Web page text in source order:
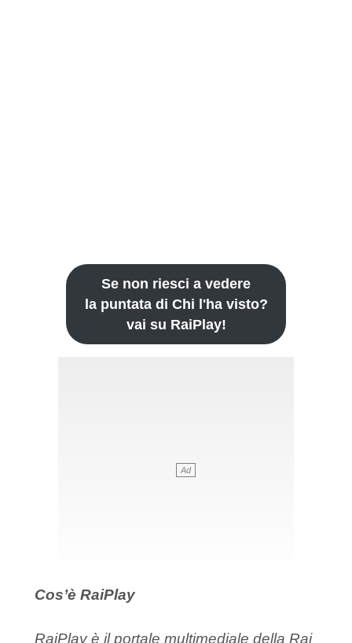
Se non riesci a vedere
la puntata di Chi l'ha visto?
vai su RaiPlay!
Cos’è RaiPlay
RaiPlay è il portale multimediale della Rai